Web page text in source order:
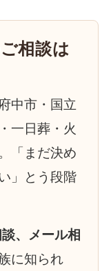
相談は
中市・国立
一日葬・火
「まだ決め
」とう段階
、メール相
に知られ